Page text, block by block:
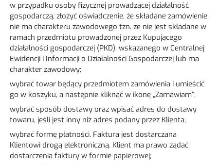
w przypadku osoby fizycznej prowadzącej działalność
gospodarczą, złożyć oświadczenie, że składane zamówienie
nie ma charakteru zawodowego tzn. że nie jest składane w
ramach przedmiotu prowadzonej przez Kupującego
działalności gospodarczej (PKD), wskazanego w Centralnej
Ewidencji i Informacji o Działalności Gospodarczej lub ma
charakter zawodowy;
wybrać towar będący przedmiotem zamówienia i umieścić
go w koszyku, a następnie kliknąć w ikonę „Zamawiam”;
wybrać sposób dostawy oraz wpisać adres do dostawy
towaru, jeśli jest inny niż adres podany przez Klienta;
wybrać formę płatności. Faktura jest dostarczana
Klientowi drogą elektroniczną. Klient ma prawo żądać
dostarczenia faktury w formie papierowej;